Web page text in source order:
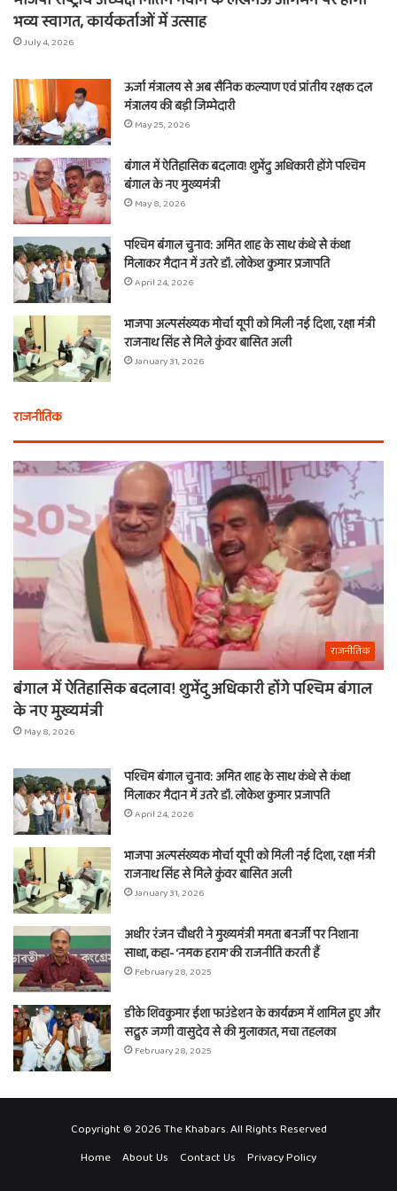
भव्य स्वागत, कार्यकर्ताओं में उत्साह
July 4, 2026
ऊर्जा मंत्रालय से अब सैनिक कल्याण एवं प्रांतीय रक्षक दल
मंत्रालय की बड़ी जिम्मेदारी
May 25, 2026
बंगाल में ऐतिहासिक बदलाव! शुभेंदु अधिकारी होंगे पश्चिम
बंगाल के नए मुख्यमंत्री
May 8, 2026
पश्चिम बंगाल चुनाव: अमित शाह के साथ कंधे से कंधा
मिलाकर मैदान में उतरे डॉ. लोकेश कुमार प्रजापति
April 24, 2026
भाजपा अल्पसंख्यक मोर्चा यूपी को मिली नई दिशा, रक्षा मंत्री
राजनाथ सिंह से मिले कुंवर बासित अली
January 31, 2026
राजनीतिक
राजनीतिक
बंगाल में ऐतिहासिक बदलाव! शुभेंदु अधिकारी होंगे पश्चिम बंगाल
के नए मुख्यमंत्री
May 8, 2026
पश्चिम बंगाल चुनाव: अमित शाह के साथ कंधे से कंधा
मिलाकर मैदान में उतरे डॉ. लोकेश कुमार प्रजापति
April 24, 2026
भाजपा अल्पसंख्यक मोर्चा यूपी को मिली नई दिशा, रक्षा मंत्री
राजनाथ सिंह से मिले कुंवर बासित अली
January 31, 2026
अधीर रंजन चौधरी ने मुख्यमंत्री ममता बनर्जी पर निशाना
साधा, कहा- ‘नमक हराम’ की राजनीति करती हैं
February 28, 2025
डीके शिवकुमार ईशा फाउंडेशन के कार्यक्रम में शामिल हुए और
सद्गुरु जग्गी वासुदेव से की मुलाकात, मचा तहलका
February 28, 2025
Copyright © 2026 The Khabars. All Rights Reserved
Home
About Us Contact Us Privacy Policy